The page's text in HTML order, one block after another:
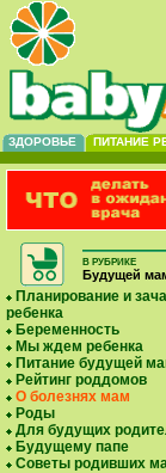
ЗДОРОВЬЕ ПИТАНИЕ
В РУБРИКЕ
Будущей
Планирование и
ребенка
Беременность
Мы ждем ребенка
Питание будущей
Рейтинг роддомов
О болезнях мам
Роды
Для будущих
Будущему папе
Советы родивших